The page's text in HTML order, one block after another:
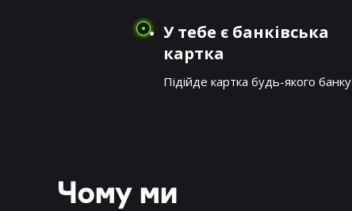
У тебе є банківська
картка
Підійде картка будь-якого банку
Чому ми